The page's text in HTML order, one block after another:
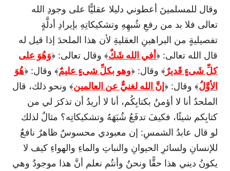
وقال للمسلمينَ أعطوني دليلا عقليًّا على وجودِ الله
تعالى فلا بد من رفعِ شُبهِهِ وتشكيكاتِهِ بإيرادِ أدلَّةٍ
تفصيليةٍ من البراهينِ العقليةِ لأن هذا الملحدَ إذا قيل له
قال الله تعالى: ﴿أفي الله شَكٌ﴾ وقال تعالى: ﴿وَهُوَ على
كلِّ شَىءٍ قَديرٌ﴾ وقال: ﴿وهو بكلِّ شىءٍ عليمٌ﴾ وقال: ﴿هُوَ
الأوَّلُ﴾ وقال: ﴿ إنَّ الله لغنيٌّ عن العالمين﴾ ونحو ذلك، قال
الملحدُ أنا لا أؤمنُ بكتابِكُم، أنا لا أريدُ أن تذكرَ لي من
كتابِكم شيئًا، فكيفَ تدفَعُ شُبَهَهُ وتشكيكاتِه؟ مثالٌ لذلك
لو قال عابدُ الشمسِ: إن معبودي محسوسٌ ظاهرٌ نافعٌ
للإنسانِ ولسائرِ الحيوانِ والنباتِ والماءِ والهواءِ كيف لا
يكونُ ديني هذا حقًّا ونحنُ وأنتُم نعلم أنَّ هذا موجودٌ وهي